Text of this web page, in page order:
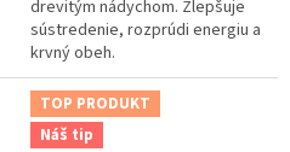
drevitým nádychom. Zlepšuje
sústredenie, rozprúdi energiu a
krvný obeh.
TOP PRODUKT
Náš tip